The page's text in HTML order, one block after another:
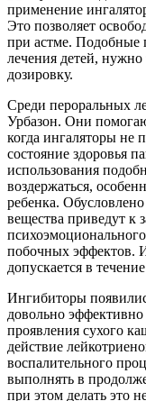
применение
Это позволяет
при астме. Подобные
лечения детей, нужно
дозировку.
Среди пероральных
Урбазон. Они
когда ингаляторы не
состояние здоровья
использования
воздержаться,
ребенка.
вещества приведут к
побочных эффектов.
допускается в
Ингибиторы
довольно эффективно
проявления сухого
действие
воспалительного
выполнять в
при этом делать это